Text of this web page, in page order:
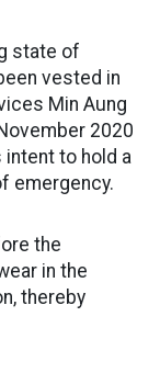
state of
vested in
Min Aung
2020
to hold a
emergency.
the
in the
thereby